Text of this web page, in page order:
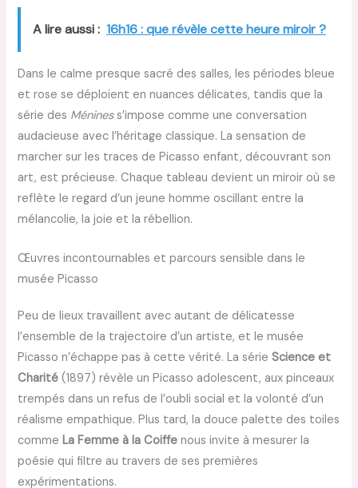
A lire aussi : 16h16 : que révèle cette heure miroir ?
Dans le calme presque sacré des salles, les périodes bleue
et rose se déploient en nuances délicates, tandis que la
série des Méniness’impose comme une conversation
audacieuse avec l’héritage classique. La sensation de
marcher sur les traces de Picasso enfant, découvrant son
art, est précieuse. Chaque tableau devient un miroir où se
reflète le regard d’un jeune homme oscillant entre la
mélancolie, la joie et la rébellion.
Œuvres incontournables et parcours sensible dans le
musée Picasso
Peu de lieux travaillent avec autant de délicatesse
l’ensemble de la trajectoire d’un artiste, et le musée
Picasso n’échappe pas à cette vérité. La série Science et
Charité (1897) révèle un Picasso adolescent, aux pinceaux
trempés dans un refus de l’oubli social et la volonté d’un
réalisme empathique. Plus tard, la douce palette des toiles
commeLa Femme à la Coiffe nous invite à mesurer la
poésie qui filtre au travers de ses premières
expérimentations.